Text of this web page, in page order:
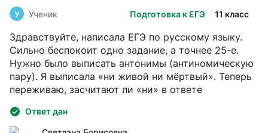
Подготовка к ЕГЭ 11 класс
У Ученик
Здравствуйте, написала ЕГЭ по русскому языку.
Сильно беспокоит одно задание, а точнее 25-е.
Нужно было выписать антонимы (антиномическую
пару). Я выписала «ни живой ни мёртвый». Теперь
переживаю, засчитают ли «ни» в ответе
Ответ дан